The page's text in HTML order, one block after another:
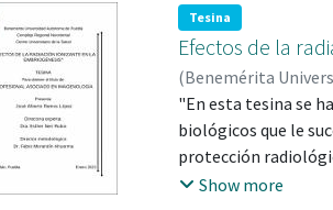
pruebas rápidas
de control. Se
primavera 2023,
Device) a un total
recolectados se
demográficos. Los
primavera 2024.
transmisión del
Tesina
Efectos de la
(Benemérita
84281
"En esta tesina se
biológicos que le
protección
Radiológica. La
Show more